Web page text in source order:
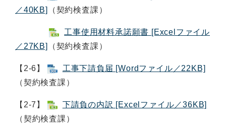
／40KB]
（契約検査課）
工事使用材料承諾願書 [Excelファイル
／27KB]
（契約検査課）
【2-6】
工事下請負届 [Wordファイル／22KB]
（契約検査課）
【2-7】
下請負の内訳 [Excelファイル／36KB]
（契約検査課）